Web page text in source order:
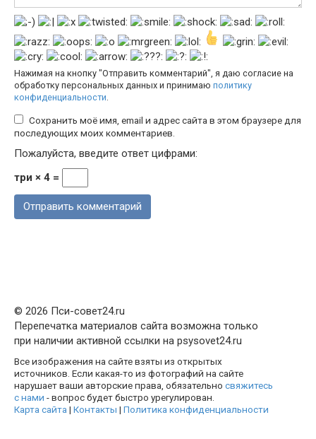
Нажимая на кнопку "Отправить комментарий", я даю согласие на
обработку персональных данных и принимаю политику
конфиденциальности.
Сохранить моё имя, email и адрес сайта в этом браузере для
последующих моих комментариев.
Пожалуйста, введите ответ цифрами:
три × 4 =
© 2026 Пси-совет24.ru
Перепечатка материалов сайта возможна только
при наличии активной ссылки на psysovet24.ru
Все изображения на сайте взяты из открытых
источников. Если какая-то из фотографий на сайте
нарушает ваши авторские права, обязательно свяжитесь
с нами - вопрос будет быстро урегулирован.
Карта сайта | Контакты | Политика конфиденциальности